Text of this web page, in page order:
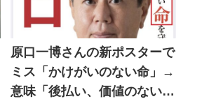
原口一博さんの新ポスターで
ミス「かけがいのない命」→
意味「後払い、価値のない